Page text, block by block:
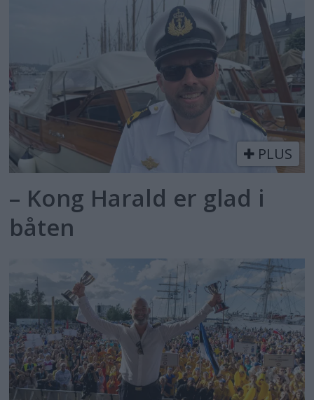
PLUS
– Kong Harald er glad i
båten